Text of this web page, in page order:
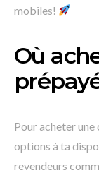
mobiles!
Où
Pour acheter une
options à ta
revendeurs